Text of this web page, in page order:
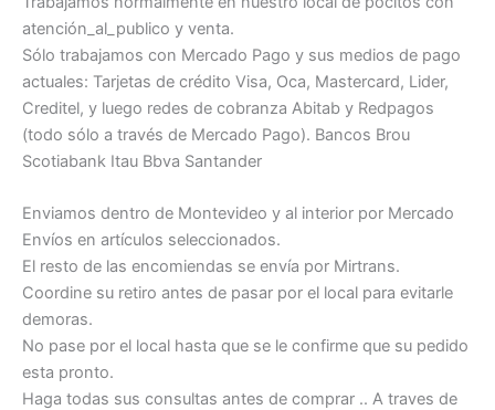
atención_al_publico y venta.
Sólo trabajamos con Mercado Pago y sus medios de pago
actuales: Tarjetas de crédito Visa, Oca, Mastercard, Lider,
Creditel, y luego redes de cobranza Abitab y Redpagos
(todo sólo a través de Mercado Pago). Bancos Brou
Scotiabank Itau Bbva Santander
Enviamos dentro de Montevideo y al interior por Mercado
Envíos en artículos seleccionados.
El resto de las encomiendas se envía por Mirtrans.
Coordine su retiro antes de pasar por el local para evitarle
demoras.
No pase por el local hasta que se le confirme que su pedido
esta pronto.
Haga todas sus consultas antes de comprar .. A traves de